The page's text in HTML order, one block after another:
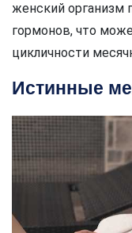
женский организм
гормонов, что
цикличности
Истинные